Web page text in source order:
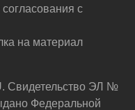
с
на материал
Свидетельство ЭЛ №
Федеральной